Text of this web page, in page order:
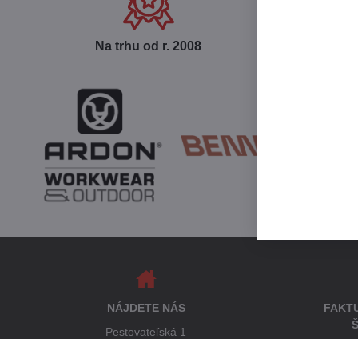
Na trhu od r​. 2008
NÁJDETE NÁS
Pestovateľská 1